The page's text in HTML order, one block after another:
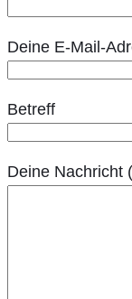
Deine E-Mail-
Betreff
Deine Nachricht